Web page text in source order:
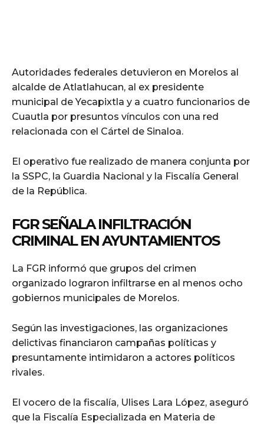
Autoridades federales detuvieron en Morelos al
alcalde de Atlatlahucan, al ex presidente
municipal de Yecapixtla y a cuatro funcionarios de
Cuautla por presuntos vínculos con una red
relacionada con el Cártel de Sinaloa.
El operativo fue realizado de manera conjunta por
la SSPC, la Guardia Nacional y la Fiscalía General
de la República.
FGR SEÑALA INFILTRACIÓN
CRIMINAL EN AYUNTAMIENTOS
La FGR informó que grupos del crimen
organizado lograron infiltrarse en al menos ocho
gobiernos municipales de Morelos.
Según las investigaciones, las organizaciones
delictivas financiaron campañas políticas y
presuntamente intimidaron a actores políticos
rivales.
El vocero de la fiscalía, Ulises Lara López, aseguró
que la Fiscalía Especializada en Materia de